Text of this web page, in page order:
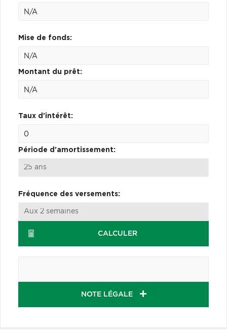
Mise de fonds:
Montant du prêt:
Taux d'intérêt:
Période d'amortissement:
Fréquence des versements:
CALCULER
NOTE LÉGALE